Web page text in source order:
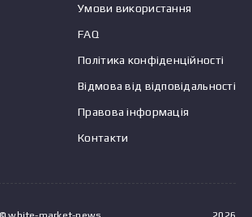
Умови використання
FAQ
Політика конфіденційності
Відмова від відповідальності
Правова інформація
Контакти